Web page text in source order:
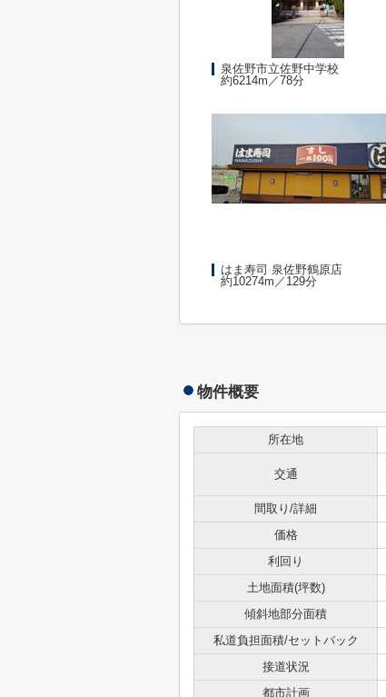
泉佐野市立佐野中学校
約6214m／78分
はま寿司 泉佐野鶴原店
約10274m／129分
物件概要
所在地
交通
間取り/詳細
価格
利回り
土地面積(坪数)
傾斜地部分面積
私道負担面積/セットバック
接道状況
都市計画